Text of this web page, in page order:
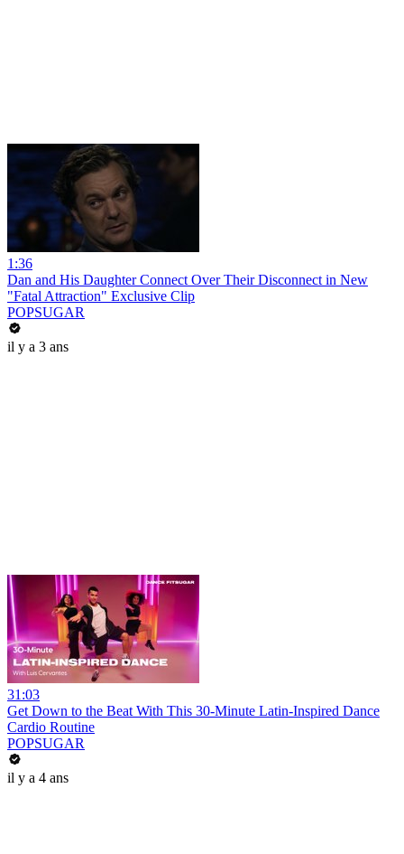
1:36
Dan and His Daughter Connect Over Their Disconnect in New
"Fatal Attraction" Exclusive Clip
POPSUGAR
il y a 3 ans
31:03
Get Down to the Beat With This 30-Minute Latin-Inspired Dance
Cardio Routine
POPSUGAR
il y a 4 ans